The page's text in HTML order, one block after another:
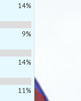
14%
9%
14%
11%